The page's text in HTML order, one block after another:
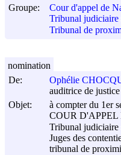
Groupe:
Cour d'appel de
Tribunal judiciaire
Tribunal de
De:
Ophélie
auditrice de justice
Objet:
à compter du 1er
COUR
Tribunal judiciaire
Juges des
tribunal de
nomination